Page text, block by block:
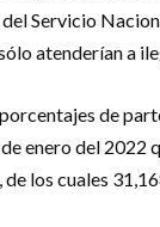
Servicio
atenderían a
de
enero del
los cuales